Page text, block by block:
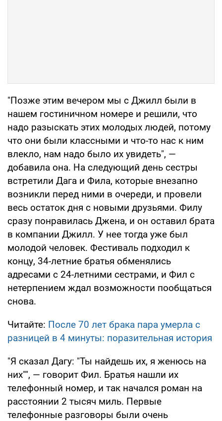
"Позже этим вечером мы с Джилл были в
нашем гостиничном номере и решили, что
надо разыскать этих молодых людей, потому
что они были классными и что-то нас к ним
влекло, нам надо было их увидеть", —
добавила она. На следующий день сестры
встретили Дага и Фила, которые внезапно
возникли перед ними в очереди, и провели
весь остаток дня с новыми друзьями. Филу
сразу понравилась Джена, и он оставил брата
в компании Джилл. У нее тогда уже был
молодой человек. Фестиваль подходил к
концу, 34-летние братья обменялись
адресами с 24-летними сестрами, и Фил с
нетерпением ждал возможности пообщаться
снова.
Читайте: После 70 лет брака пара умерла с
разницей в 4 минуты: поразительная история
"Я сказал Дагу: "Ты найдешь их, я женюсь на
них"", — говорит Фил. Братья нашли их
телефонный номер, и так начался роман на
расстоянии 2 тысяч миль. Первые
телефонные разговоры были очень